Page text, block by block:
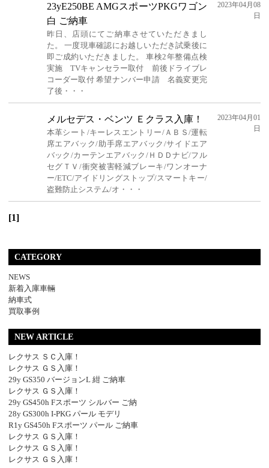
23yE250BE AMGスポーツPKGワゴン
白 ご納車
昨日、店頭にてご納車させていただきまし
た。 一度現車確認にお越しいただき試乗後に
即ご成約いただきました。 車検2年整備点検
実施 TVキャンセラー取付 前後ドライブレ
コーダー取付 希望ナンバー申請 名義変更完
了後・・・
2023年04月08
日
メルセデス・ベンツ Ｅクラス入庫！
本革シート/キーレスエントリー/ＡＢＳ/運転
席エアバック/助手席エアバック/サイドエア
バック/カーテンエアバック/ＨＤＤナビ/フル
セグＴＶ/衝突被害軽減ブレーキ/ワンオーナ
ー/ETC/アイドリングストップ/スマートキー/
盗難防止システム/オ・・・
2023年04月01
日
[1]
CATEGORY
NEWS
新着入庫車輛
納車式
買取事例
NEW ARTICLE
レクサス ＳＣ入庫！
レクサス ＧＳ入庫！
29y GS350 バージョンL 紺 ご納車
レクサス ＧＳ入庫！
29y GS450h Fスポーツ シルバー ご納
28y GS300h I-PKG パール モデリ
R1y GS450h Fスポーツ パール ご納車
レクサス ＧＳ入庫！
レクサス ＧＳ入庫！
レクサス ＧＳ入庫！